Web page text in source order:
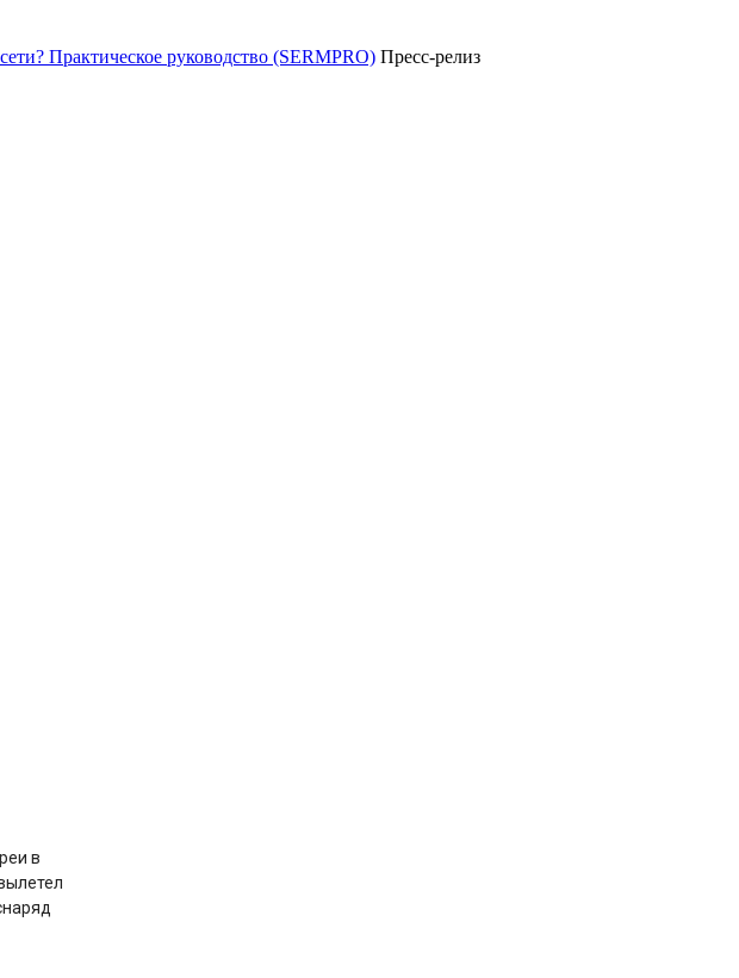
Практическое руководство (SERMPRO) Пресс-релиз
в